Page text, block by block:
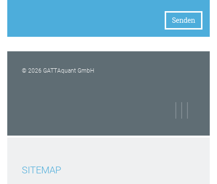
© 2026 GATTAquant GmbH
SITEMAP